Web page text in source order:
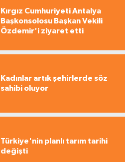
Kırgız Cumhuriyeti Antalya
Başkonsolosu Başkan Vekili
Özdemir'i ziyaret etti
Kadınlar artık şehirlerde söz
sahibi oluyor
Türkiye'nin planlı tarım tarihi
değişti